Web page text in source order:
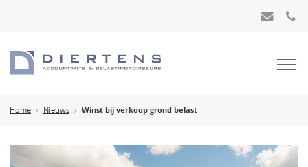
Home Nieuws Winst bij verkoop grond belast